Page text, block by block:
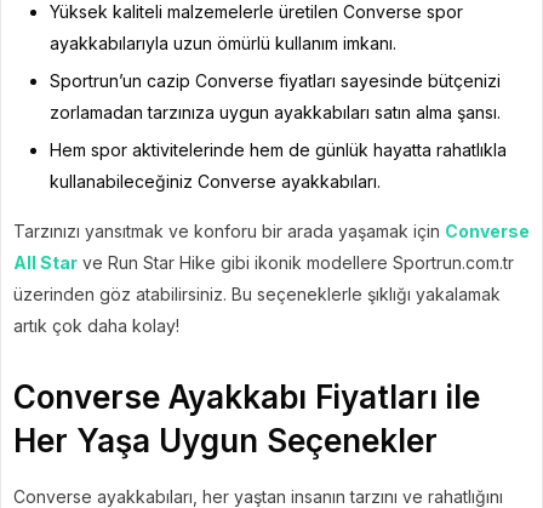
Yüksek kaliteli malzemelerle üretilen Converse spor
ayakkabılarıyla uzun ömürlü kullanım imkanı.
Sportrun’un cazip Converse fiyatları sayesinde bütçenizi
zorlamadan tarzınıza uygun ayakkabıları satın alma şansı.
Hem spor aktivitelerinde hem de günlük hayatta rahatlıkla
kullanabileceğiniz Converse ayakkabıları.
Tarzınızı yansıtmak ve konforu bir arada yaşamak için Converse
All Star ve Run Star Hike gibi ikonik modellere Sportrun.com.tr
üzerinden göz atabilirsiniz. Bu seçeneklerle şıklığı yakalamak
artık çok daha kolay!
Converse Ayakkabı Fiyatları ile
Her Yaşa Uygun Seçenekler
Converse ayakkabıları, her yaştan insanın tarzını ve rahatlığını